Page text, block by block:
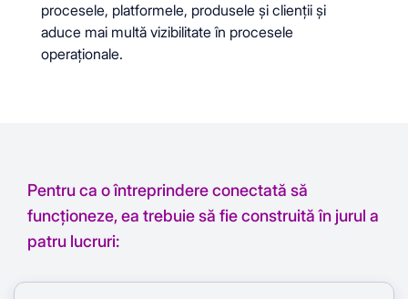
procesele, platformele, produsele și clienții și
aduce mai multă vizibilitate în procesele
operaționale.
Pentru ca o întreprindere conectată să
funcționeze, ea trebuie să fie construită în jurul a
patru lucruri: